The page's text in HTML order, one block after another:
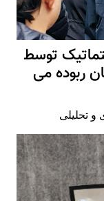
توسط
ربوده می
تحلیلی